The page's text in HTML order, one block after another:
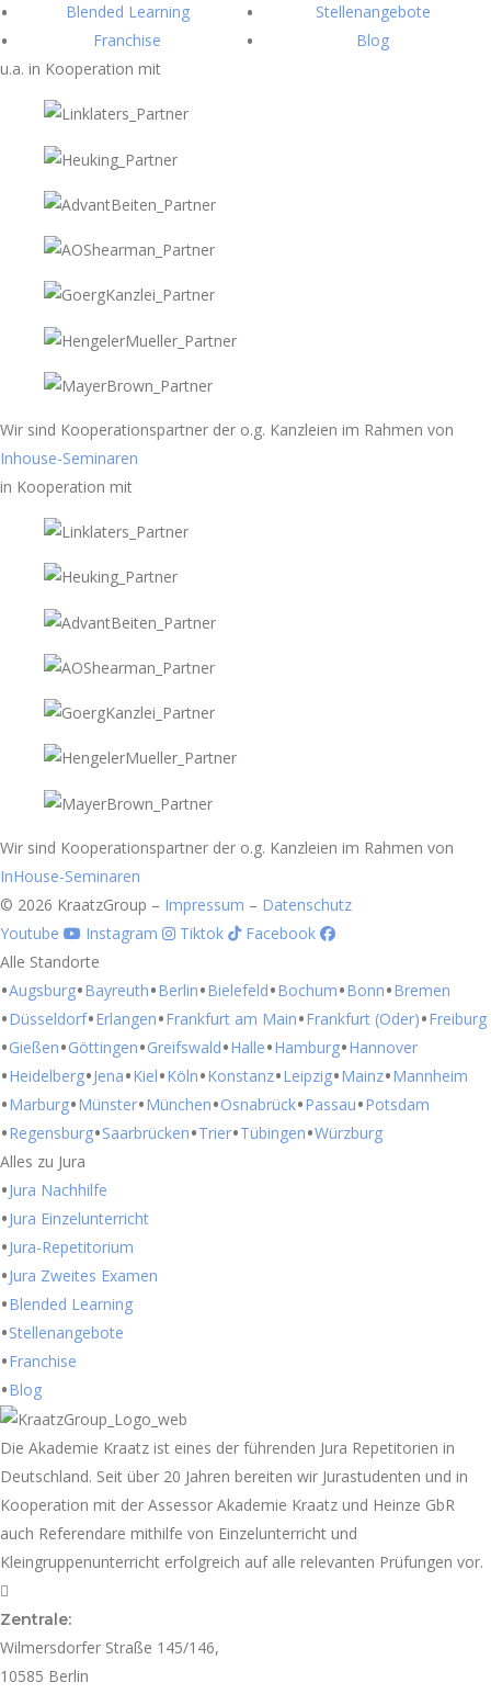
Blended Learning
Stellenangebote
Franchise
Blog
u.a. in Kooperation mit
Wir sind Kooperationspartner der o.g. Kanzleien im Rahmen von
Inhouse-Seminaren
in Kooperation mit
Wir sind Kooperationspartner der o.g. Kanzleien im Rahmen von
InHouse-Seminaren
© 2026 KraatzGroup – Impressum – Datenschutz
Youtube
Instagram Tiktok
Facebook
Alle Standorte
Augsburg Bayreuth Berlin Bielefeld Bochum Bonn Bremen
Düsseldorf Erlangen Frankfurt am Main Frankfurt (Oder) Freiburg
Gießen Göttingen Greifswald Halle Hamburg Hannover
Heidelberg Jena Kiel Köln Konstanz Leipzig Mainz Mannheim
Marburg Münster München Osnabrück Passau Potsdam
Regensburg Saarbrücken Trier Tübingen Würzburg
Alles zu Jura
Jura Nachhilfe
Jura Einzelunterricht
Jura-Repetitorium
Jura Zweites Examen
Blended Learning
Stellenangebote
Franchise
Blog
Die Akademie Kraatz ist eines der führenden Jura Repetitorien in
Deutschland. Seit über 20 Jahren bereiten wir Jurastudenten und in
Kooperation mit der Assessor Akademie Kraatz und Heinze GbR
auch Referendare mithilfe von Einzelunterricht und
Kleingruppenunterricht erfolgreich auf alle relevanten Prüfungen vor.
Zentrale:
Wilmersdorfer Straße 145/146,
10585 Berlin